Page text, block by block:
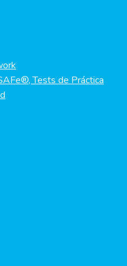
Tests de Práctica